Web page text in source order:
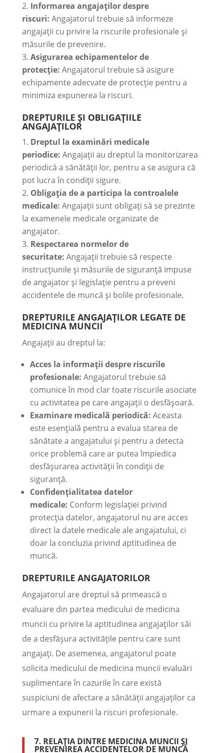
Informarea angajaților despre
riscuri: Angajatorul trebuie să informeze
angajații cu privire la riscurile profesionale și
măsurile de prevenire.
Asigurarea echipamentelor de
protecție: Angajatorul trebuie să asigure
echipamente adecvate de protecție pentru a
minimiza expunerea la riscuri.
DREPTURILE ȘI OBLIGAȚIILE
ANGAJAȚILOR
Dreptul la examinări medicale
periodice: Angajații au dreptul la monitorizarea
periodică a sănătății lor, pentru a se asigura că
pot lucra în condiții sigure.
Obligația de a participa la controalele
medicale: Angajații sunt obligați să se prezinte
la examenele medicale organizate de
angajator.
Respectarea normelor de
securitate: Angajații trebuie să respecte
instrucțiunile și măsurile de siguranță impuse
de angajator și legislație pentru a preveni
accidentele de muncă și bolile profesionale.
DREPTURILE ANGAJAȚILOR LEGATE DE
MEDICINA MUNCII
Angajații au dreptul la:
Acces la informații despre riscurile
profesionale: Angajatorul trebuie să
comunice în mod clar toate riscurile asociate
cu activitatea pe care angajații o desfășoară.
Examinare medicală periodică: Aceasta
este esențială pentru a evalua starea de
sănătate a angajatului și pentru a detecta
orice problemă care ar putea împiedica
desfășurarea activității în condiții de
siguranță.
Confidențialitatea datelor
medicale: Conform legislației privind
protecția datelor, angajatorul nu are acces
direct la datele medicale ale angajatului, ci
doar la concluzia privind aptitudinea de
muncă.
DREPTURILE ANGAJATORILOR
Angajatorul are dreptul să primească o
evaluare din partea medicului de medicina
muncii cu privire la aptitudinea angajaților săi
de a desfășura activitățile pentru care sunt
angajați. De asemenea, angajatorul poate
solicita medicului de medicina muncii evaluări
suplimentare în cazurile în care există
suspiciuni de afectare a sănătății angajaților ca
urmare a expunerii la riscuri profesionale.
7. RELAȚIA DINTRE MEDICINA MUNCII ȘI
PREVENIREA ACCIDENTELOR DE MUNCĂ